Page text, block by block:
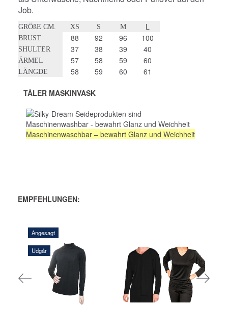
Job.
GRÖßE CM. XS S M L
BRUST 88 92 96 100
SHULTER 37 38 39 40
ÄRMEL 57 58 59 60
LÄNGDE 58 59 60 61
TÅLER MASKINVASK
Maschinenwaschbar – bewahrt Glanz und Weichheit
EMPFEHLUNGEN:
Angesagt
Udgår
580,00 DKK 632,50 DKK
IN DEN